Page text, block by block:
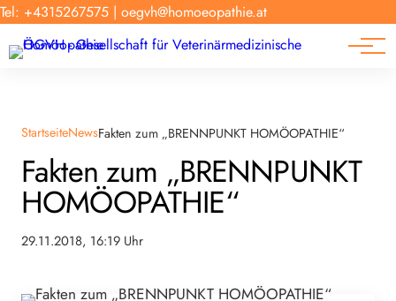
Tel: +4315267575 | oegvh@homoeopathie.at
Tierarzt-Suche
Forschung
News
StartseiteNewsFakten zum „BRENNPUNKT HOMÖOPATHIE“
Fakten zum „BRENNPUNKT
HOMÖOPATHIE“
29.11.2018, 16:19 Uhr